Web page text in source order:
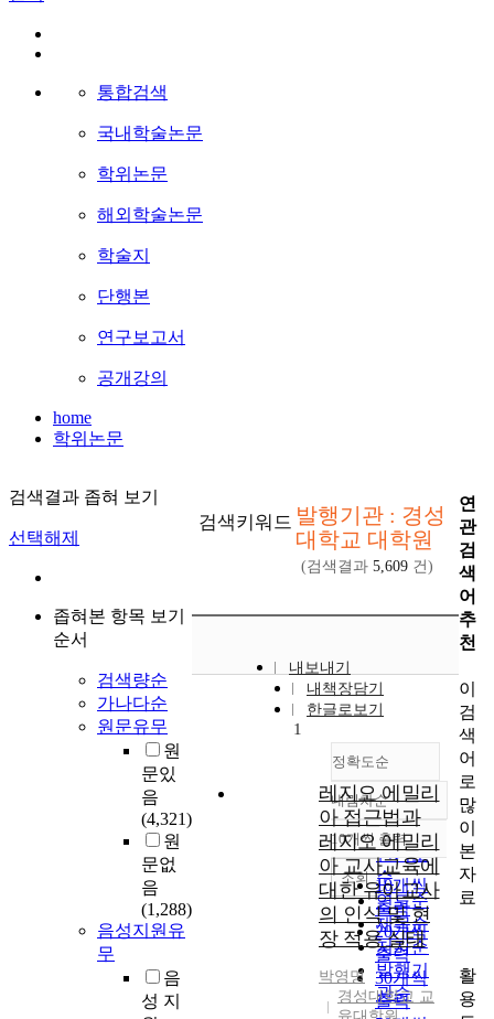
통합검색
국내학술논문
학위논문
해외학술논문
학술지
단행본
연구보고서
공개강의
home
학위논문
검색결과 좁혀 보기
선택해제
좁혀본 항목 보기
순서
검색량순
가나다순
원문유무
원
문있
음
(4,321)
원
문없
음
(1,288)
음성지원유
무
음
성 지
검색키워드 발행기관 : 경성
대학교 대학원
(검색결과 5,609 건)
내보내기
내책장담기
한글로보기
정확도순
정확도
순
인기도
순
연도순
제목순
저자순
발행기
관순
내림차순
내림차순
10개씩 출력
10개씩
출력
20개씩
출력
30개씩
출력
조회
1
레지오 에밀리
아 접근법과
레지오 에밀리
아 교사교육에
대한 유아교사
의 인식 및 현
장 적용 실태
박영명
경성대학교 교
연
관
검
색
어
추
천
이
검
색
어
로
많
이
본
자
료
활
용